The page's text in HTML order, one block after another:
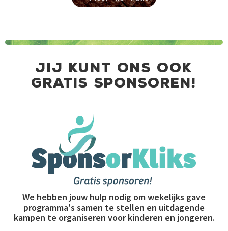
jij kunt ons ook
gratis sponsoren!
We hebben jouw hulp nodig om wekelijks gave
programma's samen te stellen en uitdagende
kampen te organiseren voor kinderen en jongeren.